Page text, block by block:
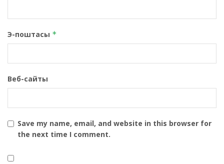
Э-поштасы *
Веб-сайты
Save my name, email, and website in this browser for
the next time I comment.